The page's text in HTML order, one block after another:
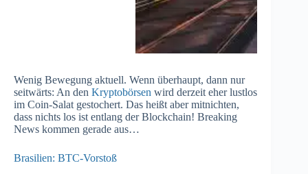
Wenig Bewegung aktuell. Wenn überhaupt, dann nur
seitwärts: An den Kryptobörsen wird derzeit eher lustlos
im Coin-Salat gestochert. Das heißt aber mitnichten,
dass nichts los ist entlang der Blockchain! Breaking
News kommen gerade aus…
Brasilien: BTC-Vorstoß